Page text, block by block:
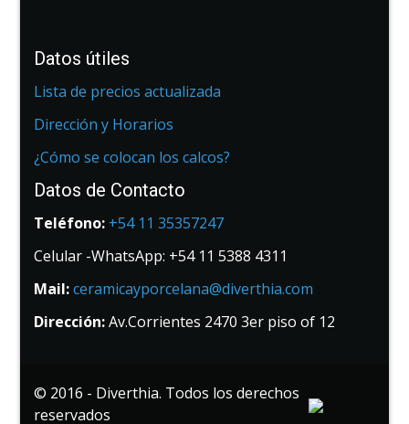
Datos útiles
Lista de precios actualizada
Dirección y Horarios
¿Cómo se colocan los calcos?
Datos de Contacto
Teléfono: +54 11 35357247
Celular -WhatsApp: +54 11 5388 4311
Mail:ceramicayporcelana@diverthia.com
Dirección:Av.Corrientes 2470 3er piso of 12
© 2016 - Diverthia. Todos los derechos
reservados